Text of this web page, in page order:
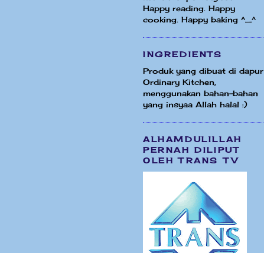
Happy reading. Happy
cooking. Happy baking ^_^
INGREDIENTS
Produk yang dibuat di dapur
Ordinary Kitchen,
menggunakan bahan-bahan
yang insyaa Allah halal :)
ALHAMDULILLAH
PERNAH DILIPUT
OLEH TRANS TV